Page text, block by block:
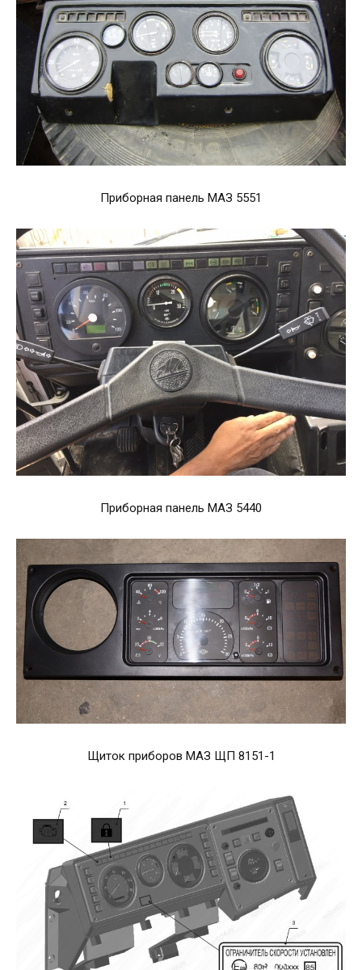
Приборная панель МАЗ 5551
Приборная панель МАЗ 5440
Щиток приборов МАЗ ЩП 8151-1